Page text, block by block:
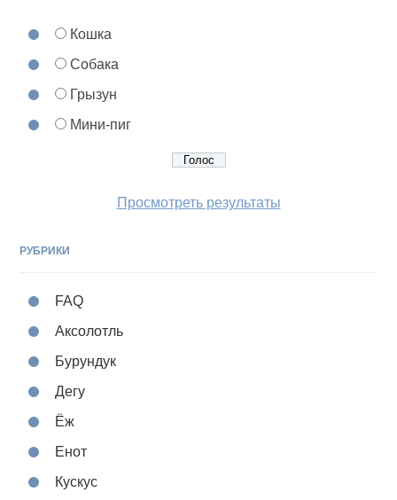
Кошка
Собака
Грызун
Мини-пиг
Просмотреть результаты
РУБРИКИ
FAQ
Аксолотль
Бурундук
Дегу
Ёж
Енот
Кускус